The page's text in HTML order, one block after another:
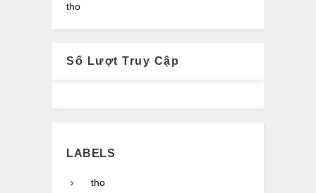
tho
Số Lượt Truy Cập
LABELS
tho